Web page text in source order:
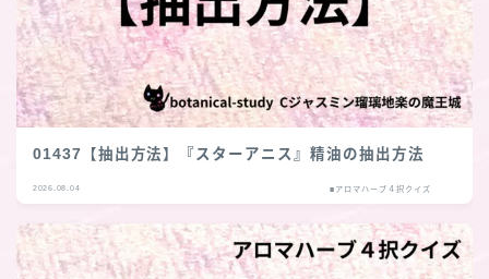
01437【抽出方法】『スターアニス』精油の抽出方法
2026.08.04 ■アロマハーブ４択クイズ